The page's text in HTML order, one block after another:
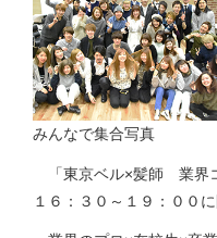
みんなで集合写真
「東京ベル×髪師 業界
１６：３０～１９：００